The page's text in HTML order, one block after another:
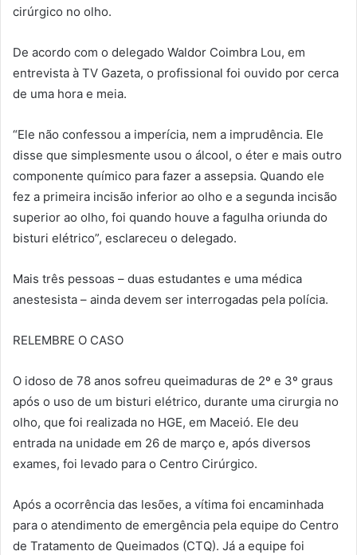
cirúrgico no olho.
De acordo com o delegado Waldor Coimbra Lou, em
entrevista à TV Gazeta, o profissional foi ouvido por cerca
de uma hora e meia.
“Ele não confessou a imperícia, nem a imprudência. Ele
disse que simplesmente usou o álcool, o éter e mais outro
componente químico para fazer a assepsia. Quando ele
fez a primeira incisão inferior ao olho e a segunda incisão
superior ao olho, foi quando houve a fagulha oriunda do
bisturi elétrico”, esclareceu o delegado.
Mais três pessoas – duas estudantes e uma médica
anestesista – ainda devem ser interrogadas pela polícia.
RELEMBRE O CASO
O idoso de 78 anos sofreu queimaduras de 2º e 3º graus
após o uso de um bisturi elétrico, durante uma cirurgia no
olho, que foi realizada no HGE, em Maceió. Ele deu
entrada na unidade em 26 de março e, após diversos
exames, foi levado para o Centro Cirúrgico.
Após a ocorrência das lesões, a vítima foi encaminhada
para o atendimento de emergência pela equipe do Centro
de Tratamento de Queimados (CTQ). Já a equipe foi